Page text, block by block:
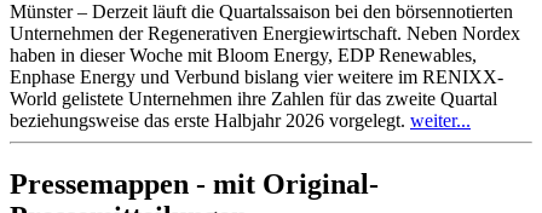
Münster – Derzeit läuft die Quartalssaison bei den börsennotierten
Unternehmen der Regenerativen Energiewirtschaft. Neben Nordex
haben in dieser Woche mit Bloom Energy, EDP Renewables,
Enphase Energy und Verbund bislang vier weitere im RENIXX-
World gelistete Unternehmen ihre Zahlen für das zweite Quartal
beziehungsweise das erste Halbjahr 2026 vorgelegt. weiter...
Pressemappen - mit Original-